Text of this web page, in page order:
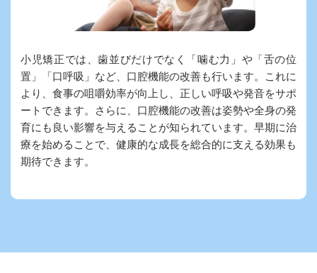
小児矯正では、歯並びだけでなく「噛む力」や「舌の位
置」「口呼吸」など、口腔機能の改善も行います。これに
より、食事の咀嚼効率が向上し、正しい呼吸や発音をサポ
ートできます。さらに、口腔機能の改善は姿勢や全身の発
育にも良い影響を与えることが知られています。早期に治
療を始めることで、健康的な成長を総合的に支える効果も
期待できます。